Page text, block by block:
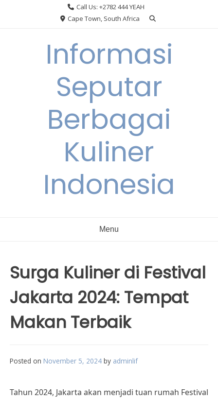
Call Us: +2782 444 YEAH
Cape Town, South Africa
Informasi
Seputar
Berbagai
Kuliner
Indonesia
Menu
Surga Kuliner di Festival
Jakarta 2024: Tempat
Makan Terbaik
Posted on November 5, 2024 by adminlif
Tahun 2024, Jakarta akan menjadi tuan rumah Festival